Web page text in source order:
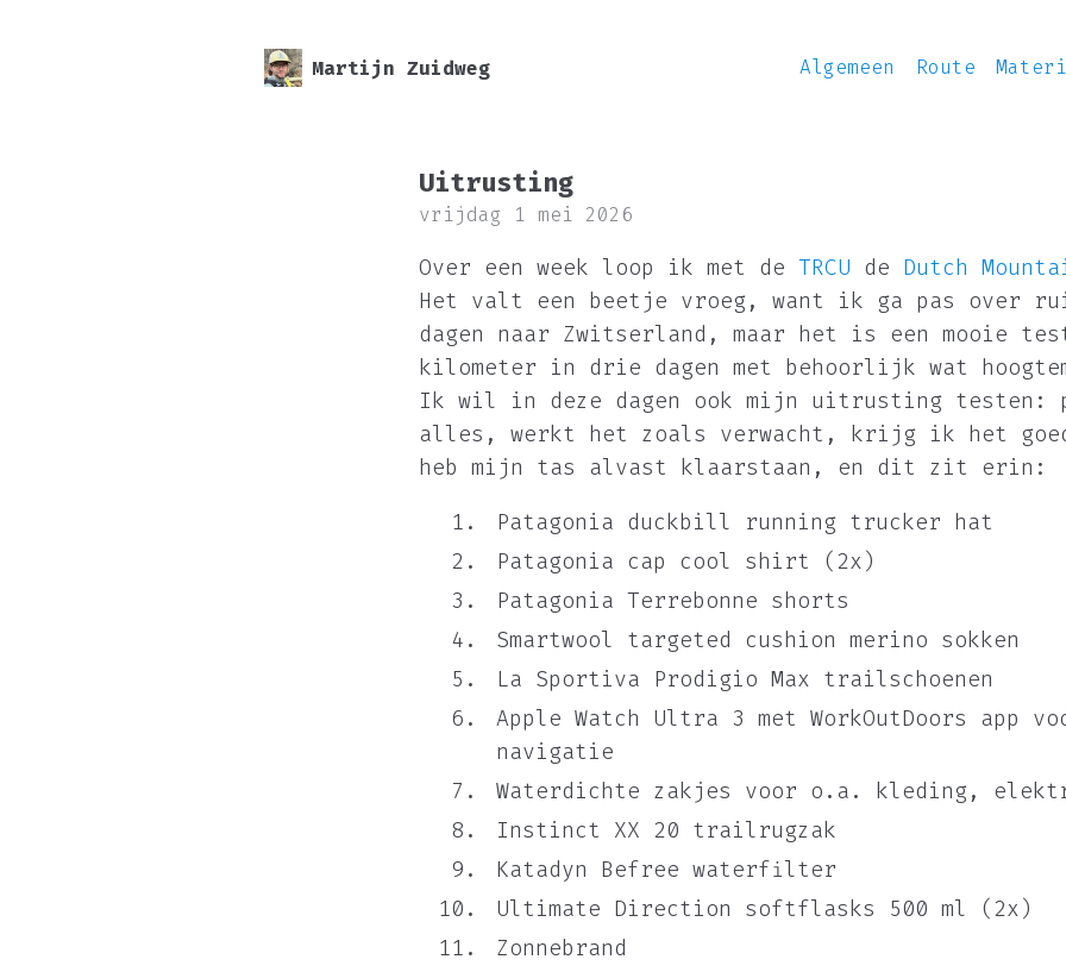
Martijn Zuidweg Algemeen Route
Uitrusting
vrijdag 1 mei 2026
Over een week loop ik met de TRCU de Dutch
Het valt een beetje vroeg, want ik ga pas over
dagen naar Zwitserland, maar het is een mooie
kilometer in drie dagen met behoorlijk wat
Ik wil in deze dagen ook mijn uitrusting testen:
alles, werkt het zoals verwacht, krijg ik het
heb mijn tas alvast klaarstaan, en dit zit erin:
Patagonia duckbill running trucker hat
Patagonia cap cool shirt (2x)
Patagonia Terrebonne shorts
Smartwool targeted cushion merino sokken
La Sportiva Prodigio Max trailschoenen
Apple Watch Ultra 3 met WorkOutDoors app
navigatie
Waterdichte zakjes voor o.a. kleding,
Instinct XX 20 trailrugzak
Katadyn Befree waterfilter
Ultimate Direction softflasks 500 ml (2x)
Zonnebrand